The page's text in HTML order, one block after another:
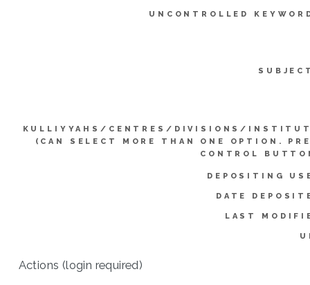
UNCONTROLLED
KULLIYYAHS/CENTRES/DIVISIONS/
(CAN SELECT MORE THAN ONE OPTION.
CONTROL
DEPOSITING
DATE
LAST
Actions (login required)